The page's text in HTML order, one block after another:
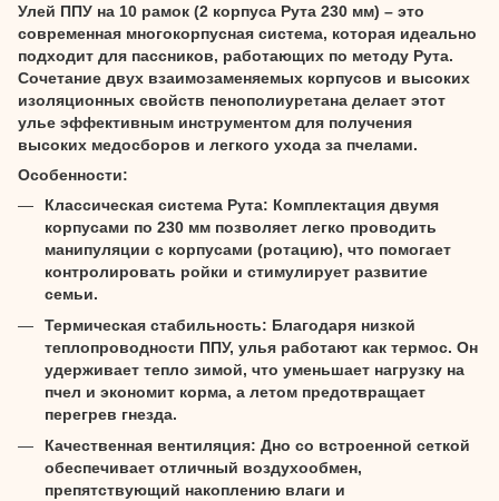
Улей ППУ на 10 рамок (2 корпуса Рута 230 мм) – это
современная многокорпусная система, которая идеально
подходит для пассников, работающих по методу Рута.
Сочетание двух взаимозаменяемых корпусов и высоких
изоляционных свойств пенополиуретана делает этот
улье эффективным инструментом для получения
высоких медосборов и легкого ухода за пчелами.
Особенности:
Классическая система Рута: Комплектация двумя
корпусами по 230 мм позволяет легко проводить
манипуляции с корпусами (ротацию), что помогает
контролировать ройки и стимулирует развитие
семьи.
Термическая стабильность: Благодаря низкой
теплопроводности ППУ, улья работают как термос. Он
удерживает тепло зимой, что уменьшает нагрузку на
пчел и экономит корма, а летом предотвращает
перегрев гнезда.
Качественная вентиляция: Дно со встроенной сеткой
обеспечивает отличный воздухообмен,
препятствующий накоплению влаги и